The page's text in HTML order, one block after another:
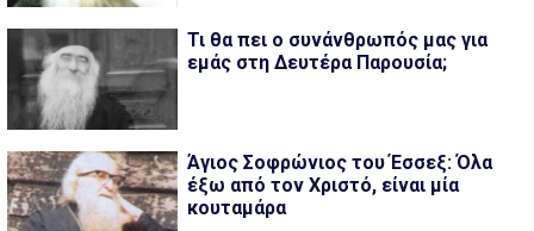
Τι θα πει ο συνάνθρωπός μας για
εμάς στη Δευτέρα Παρουσία;
Άγιος Σοφρώνιος του Έσσεξ: Όλα
έξω από τον Χριστό, είναι μία
κουταμάρα